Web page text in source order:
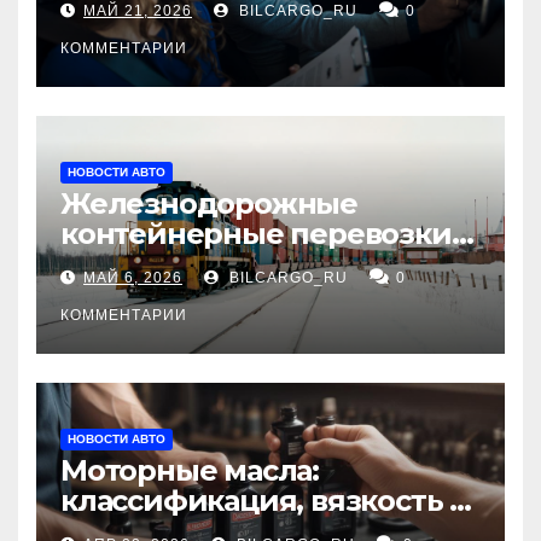
МАЙ 21, 2026 BILCARGO_RU 0
КОММЕНТАРИИ
НОВОСТИ АВТО
Железнодорожные
контейнерные перевозки
из Китая в Россию:
маршруты, сроки и
требования
МАЙ 6, 2026 BILCARGO_RU 0
КОММЕНТАРИИ
НОВОСТИ АВТО
Моторные масла:
классификация, вязкость и
рекомендации по выбору